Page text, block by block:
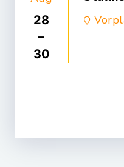
28
–
30